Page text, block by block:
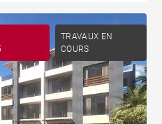
TRAVAUX EN
COURS